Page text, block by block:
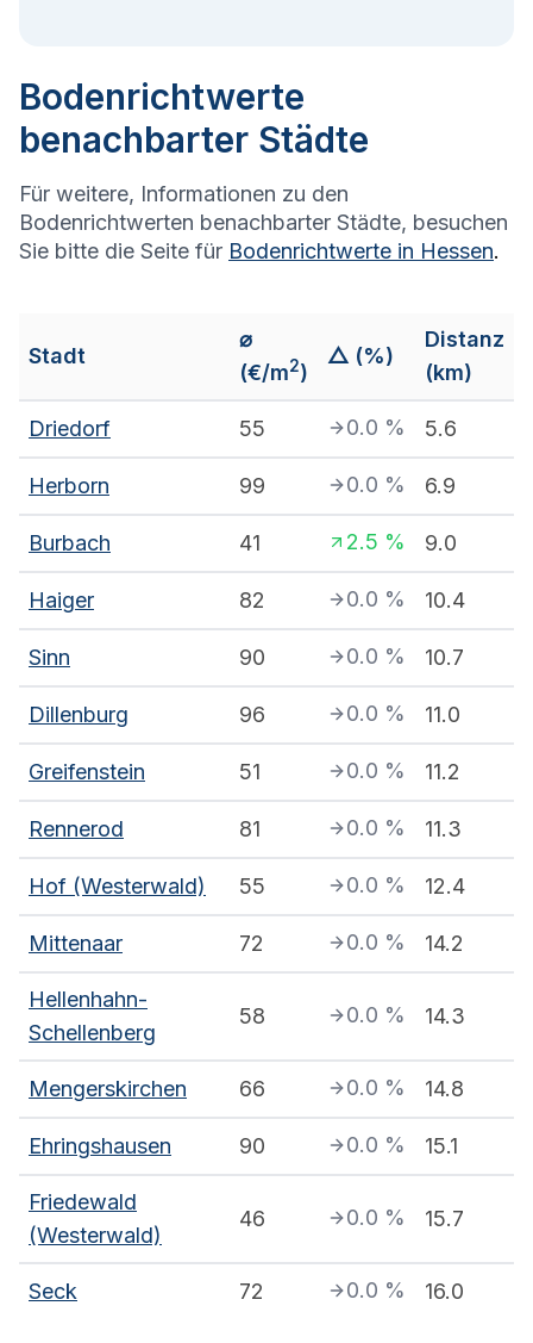
Bodenrichtwerte
benachbarter Städte
Für weitere, Informationen zu den
Bodenrichtwerten benachbarter Städte, besuchen
Sie bitte die Seite für Bodenrichtwerte in Hessen.
Stadt
⌀
(€/m2)
△ (%)
Distanz
(km)
Driedorf 55 0.0 % 5.6
Herborn 99 0.0 % 6.9
Burbach 41 2.5 % 9.0
Haiger 82 0.0 % 10.4
Sinn 90 0.0 % 10.7
Dillenburg 96 0.0 % 11.0
Greifenstein 51 0.0 % 11.2
Rennerod 81 0.0 % 11.3
Hof (Westerwald) 55 0.0 % 12.4
Mittenaar 72 0.0 % 14.2
Hellenhahn-
Schellenberg
58 0.0 % 14.3
Mengerskirchen 66 0.0 % 14.8
Ehringshausen 90 0.0 % 15.1
Friedewald
(Westerwald)
46 0.0 % 15.7
Seck 72 0.0 % 16.0